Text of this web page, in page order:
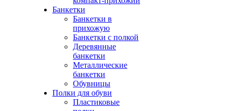
Банкетки
Банкетки в
прихожую
Банкетки с полкой
Деревянные
банкетки
Металлические
банкетки
Обувницы
Полки для обуви
Пластиковые